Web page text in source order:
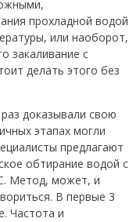
прохладной водой
или наоборот,
закаливание с
делать этого без
доказывали свою
этапах могли
предлагают
обтирание водой с
Метод, может, и
В первые 3
Частота и